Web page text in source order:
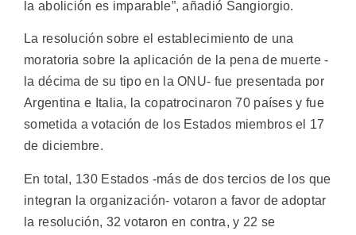
la abolición es imparable”, añadió Sangiorgio.
La resolución sobre el establecimiento de una
moratoria sobre la aplicación de la pena de muerte -
la décima de su tipo en la ONU- fue presentada por
Argentina e Italia, la copatrocinaron 70 países y fue
sometida a votación de los Estados miembros el 17
de diciembre.
En total, 130 Estados -más de dos tercios de los que
integran la organización- votaron a favor de adoptar
la resolución, 32 votaron en contra, y 22 se